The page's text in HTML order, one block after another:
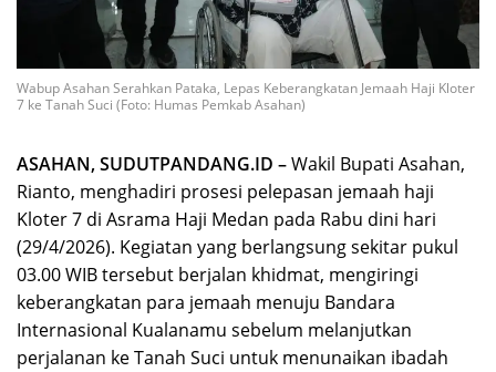
Wabup Asahan Serahkan Pataka, Lepas Keberangkatan Jemaah Haji Kloter
7 ke Tanah Suci (Foto: Humas Pemkab Asahan)
ASAHAN, SUDUTPANDANG.ID –Wakil Bupati Asahan,
Rianto, menghadiri prosesi pelepasan jemaah haji
Kloter 7 di Asrama Haji Medan pada Rabu dini hari
(29/4/2026). Kegiatan yang berlangsung sekitar pukul
03.00 WIB tersebut berjalan khidmat, mengiringi
keberangkatan para jemaah menuju Bandara
Internasional Kualanamu sebelum melanjutkan
perjalanan ke Tanah Suci untuk menunaikan ibadah